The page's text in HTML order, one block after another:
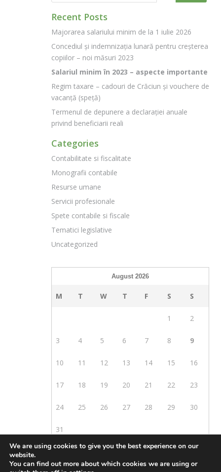
Recent Posts
Majorarea salariului minim de la 1 iulie 2026
Concediul și indemnizația lunară pentru creșterea
copiilor – noi măsuri 2023
Salariul minim în 2023 – aspecte importante
Regim taxare – cadouri de Crăciun și vouchere de
vacanță (speță)
Termenul de depunere a declarației anuale
privind beneficiarii reali
Categories
Contabilitate si fiscalitate
Monografii contabile
Resurse umane
Servicii profesionale
Spete contabile si fiscale
Tematici legislative
Uncategorized
August 2026
M T W T F S S
1 2
3 4 5 6 7 8 9
10 11 12 13 14 15 16
17 18 19 20 21 22 23
24 25 26 27 28 29 30
31
« Mar
We are using cookies to give you the best experience on our
website.
You can find out more about which cookies we are using or